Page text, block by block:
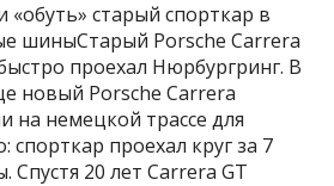
«обуть» старый спорткар в
шиныСтарый Porsche Carrera
проехал Нюрбургринг. В
новый Porsche Carrera
на немецкой трассе для
спорткар проехал круг за 7
Спустя 20 лет Carrera GT